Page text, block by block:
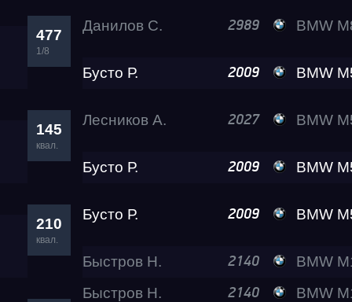
477
1/8
Данилов С. 2989 BMW M8
Бусто Р. 2009 BMW M5 Ramon
145
квал.
Лесников А. 2027 BMW M5
Бусто Р. 2009 BMW M5 Ramon
210
квал.
Бусто Р. 2009 BMW M5 Ramon
Быстров Н. 2140 BMW
Быстров Н. 2140 BMW